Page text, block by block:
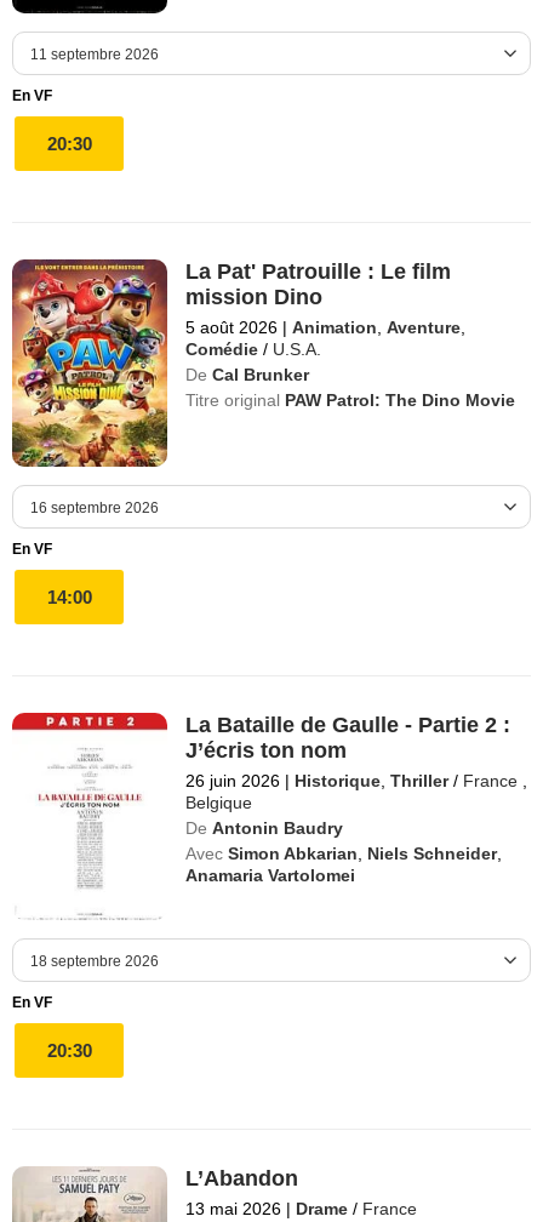
En VF
20:30
La Pat' Patrouille : Le film
mission Dino
5 août 2026 | Animation ,Aventure
Comédie / U.S.A.
De Cal Brunker
Titre original PAW Patrol: The Dino Movie
En VF
14:00
La Bataille de Gaulle - Partie 2 :
J’écris ton nom
26 juin 2026 | Historique ,Thriller / France
Belgique
De Antonin Baudry
Avec Simon Abkarian Niels Schneider,
Anamaria Vartolomei
En VF
20:30
L’Abandon
13 mai 2026 | Drame / France